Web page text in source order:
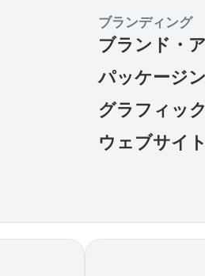
ブランディング
ブランド・
パッケージ
グラフィッ
ウェブサイ